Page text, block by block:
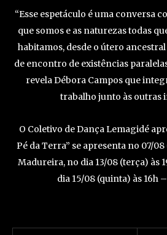
“Esse espetáculo é uma conversa
que somos e as naturezas todas
habitamos, desde o útero
de encontro de existências
revela Débora Campos que
trabalho junto às outras
O Coletivo de Dança Lemagidé
Pé da Terra” se apresenta no 07/
Madureira, no dia 13/08 (terça) às
dia 15/08 (quinta) às 16h